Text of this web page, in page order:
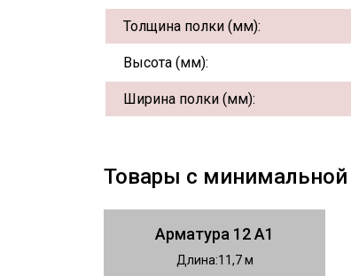
Толщина полки (мм):
Высота (мм):
Ширина полки (мм):
Товары с минимальной
Арматура 12 А1
Длина 11,7